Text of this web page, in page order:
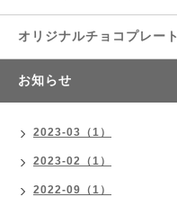
オリジナルチョコプレート
お知らせ
2023-03（1）
2023-02（1）
2022-09（1）